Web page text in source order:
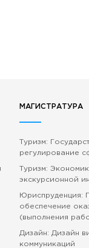
МАГИСТРАТУРА
Туризм:
регулирование
Туризм:
экскурсионной
Юриспруденция:
обеспечение
(выполнения
Дизайн: Дизайн
коммуникаций